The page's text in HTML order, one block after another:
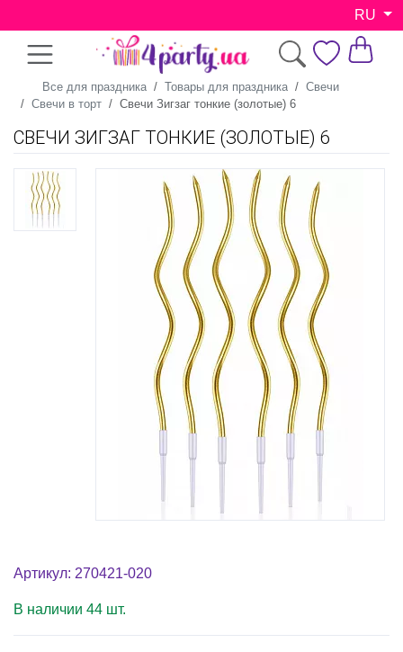
RU
Все для праздника Товары для праздника
Свечи
Свечи в торт
Свечи Зигзаг тонкие (золотые) 6
СВЕЧИ ЗИГЗАГ ТОНКИЕ (ЗОЛОТЫЕ) 6
Артикул: 270421-020
В наличии 44 шт.